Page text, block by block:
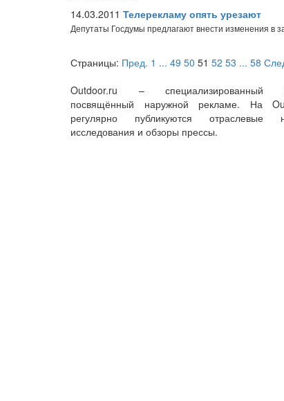
14.03.2011 Телерекламу опять урезают
Депутаты Госдумы предлагают внести изменения в
Страницы: Пред. 1 ... 49 50 51 52 53 ... 58
Outdoor.ru – специализированный
посвящённый наружной рекламе. На
регулярно публикуются отраслевые
исследования и обзоры прессы.